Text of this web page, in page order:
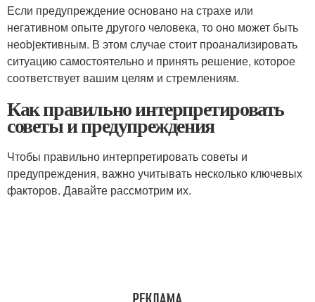
Если предупреждение основано на страхе или
негативном опыте другого человека, то оно может быть
неobjективным. В этом случае стоит проанализировать
ситуацию самостоятельно и принять решение, которое
соответствует вашим целям и стремлениям.
Как правильно интерпретировать
советы и предупреждения
Чтобы правильно интерпретировать советы и
предупреждения, важно учитывать несколько ключевых
факторов. Давайте рассмотрим их.